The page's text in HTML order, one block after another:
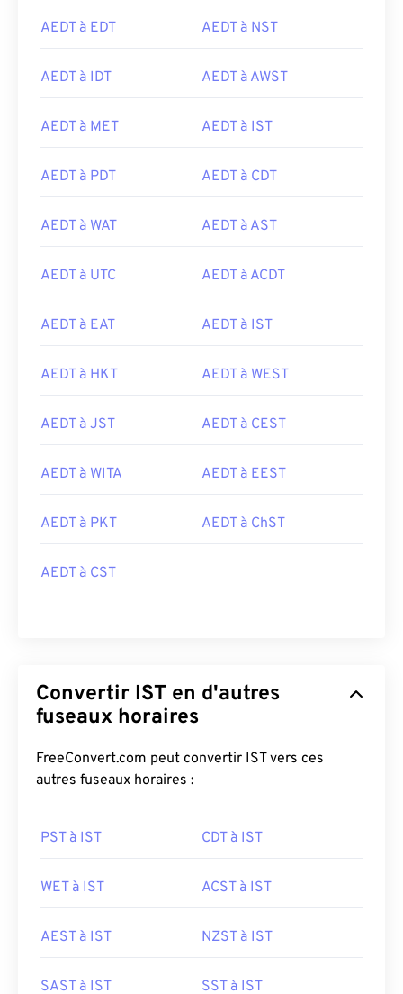
AEDT à EDT AEDT à NST
AEDT à IDT AEDT à AWST
AEDT à MET AEDT à IST
AEDT à PDT AEDT à CDT
AEDT à WAT AEDT à AST
AEDT à UTC AEDT à ACDT
AEDT à EAT AEDT à IST
AEDT à HKT AEDT à WEST
AEDT à JST AEDT à CEST
AEDT à WITA AEDT à EEST
AEDT à PKT AEDT à ChST
AEDT à CST
Convertir IST en d'autres
fuseaux horaires
FreeConvert.com peut convertir IST vers ces
autres fuseaux horaires :
PST à IST CDT à IST
WET à IST ACST à IST
AEST à IST NZST à IST
SAST à IST SST à IST